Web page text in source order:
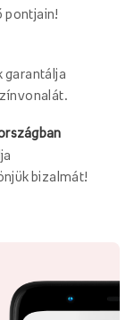
pontjain!
garantálja
bizalmát!